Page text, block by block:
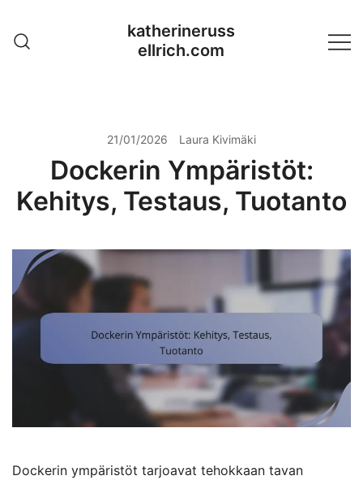
content
katherineruss
ellrich.com
21/01/2026 Laura Kivimäki
Dockerin Ympäristöt:
Kehitys, Testaus, Tuotanto
Dockerin ympäristöt tarjoavat tehokkaan tavan